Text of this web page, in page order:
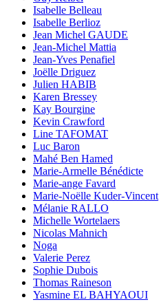
Isabelle Belleau
Isabelle Berlioz
Jean Michel GAUDE
Jean-Michel Mattia
Jean-Yves Penafiel
Joëlle Driguez
Julien HABIB
Karen Bressey
Kay Bourgine
Kevin Crawford
Line TAFOMAT
Luc Baron
Mahé Ben Hamed
Marie-Armelle Bénédicte
Marie-ange Favard
Marie-Noëlle Kuder-Vincent
Mélanie RALLO
Michelle Wortelaers
Nicolas Mahnich
Noga
Valerie Perez
Sophie Dubois
Thomas Raineson
Yasmine EL BAHYAOUI